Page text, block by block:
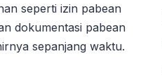
seperti izin pabean
dokumentasi pabean
sepanjang waktu.